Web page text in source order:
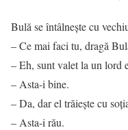
Bulă se întâlneşte cu
– Ce mai faci tu, dragă
– Eh, sunt valet la un lord
– Asta-i bine.
– Da, dar el trăieşte cu
– Asta-i rău.